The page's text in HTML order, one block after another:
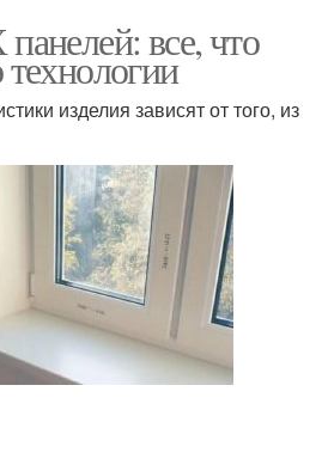
все, что
изделия зависят от того, из